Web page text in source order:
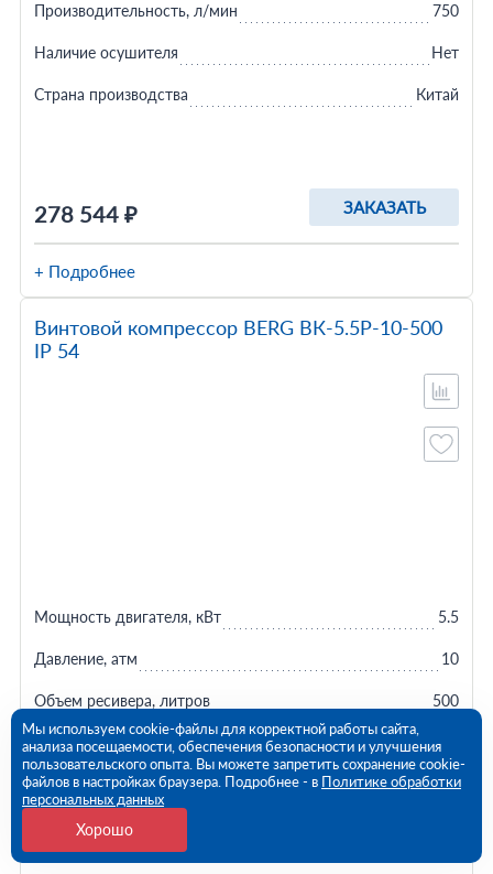
278 544 ₽ ЗАКАЗАТЬ
Производительность, л/мин 750
Наличие осушителя Нет
Страна производства Китай
+ Подробнее
Винтовой компрессор BERG ВК-5.5Р-10-500
IP 54
Мощность двигателя, кВт 5.5
Давление, атм 10
Объем ресивера, литров 500
Производительность, л/мин 650
Наличие осушителя Нет
Страна производства
Мы используем cookie-файлы для корректной работы сайта,
анализа посещаемости, обеспечения безопасности и улучшения
пользовательского опыта. Вы можете запретить сохранение cookie-
файлов в настройках браузера. Подробнее - в Политике обработки
персональных данных
Хорошо